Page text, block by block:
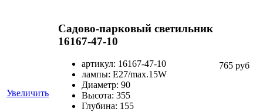
Увеличить
Садово-парковый светильник
16167-47-10
артикул: 16167-47-10
лампы: E27/max.15W
Диаметр: 90
Высота: 355
Глубина: 155
765 руб